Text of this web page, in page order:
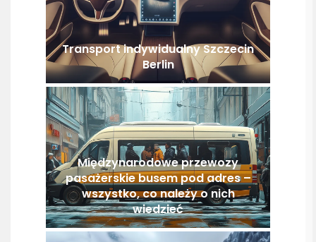
Transport indywidualny Szczecin
Berlin
Międzynarodowe przewozy
pasażerskie busem pod adres –
wszystko, co należy o nich
wiedzieć